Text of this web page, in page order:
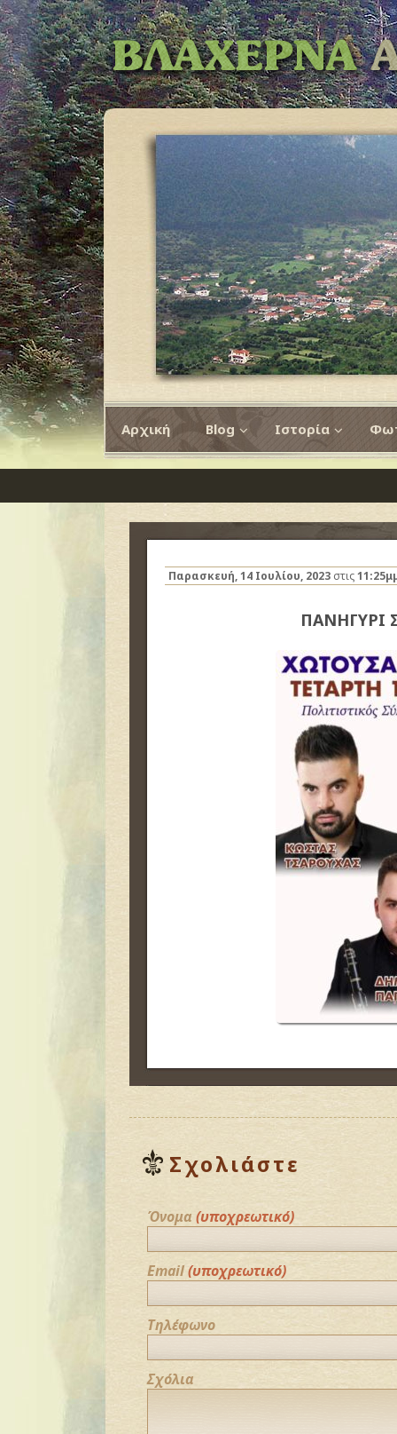
Αρχική Blog Ιστορία
Παρασκευή, 14 Ιουλίου, 2023 στις
ΠΑΝΗΓΥΡΙ
Σχολιάστε
Όνομα (υποχρεωτικό)
Email(υποχρεωτικό)
Τηλέφωνο
Σχόλια